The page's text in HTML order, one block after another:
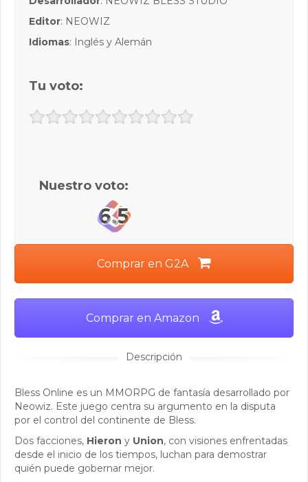
Editor: NEOWIZ
Idiomas: Inglés y Alemán
Tu voto:
Nuestro voto:
6.5
Comprar en G2A
Comprar en Amazon
Descripción
Bless Online es un MMORPG de fantasía desarrollado por
Neowiz. Este juego centra su argumento en la disputa
por el control del continente de Bless.
Dos facciones, Hieron y Union, con visiones enfrentadas
desde el inicio de los tiempos, luchan para demostrar
quién puede gobernar mejor.